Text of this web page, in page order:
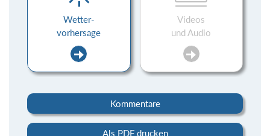
Wetter-
vorhersage
Videos
und Audio
Kommentare
Als PDF drucken